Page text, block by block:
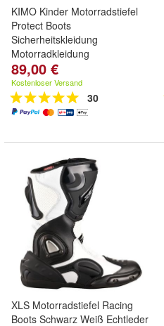
KIMO Kinder Motorradstiefel
Protect Boots
Sicherheitskleidung
Motorradkleidung
89,00 €
Kostenloser Versand
30
XLS Motorradstiefel Racing
Boots Schwarz Weiß Echtleder